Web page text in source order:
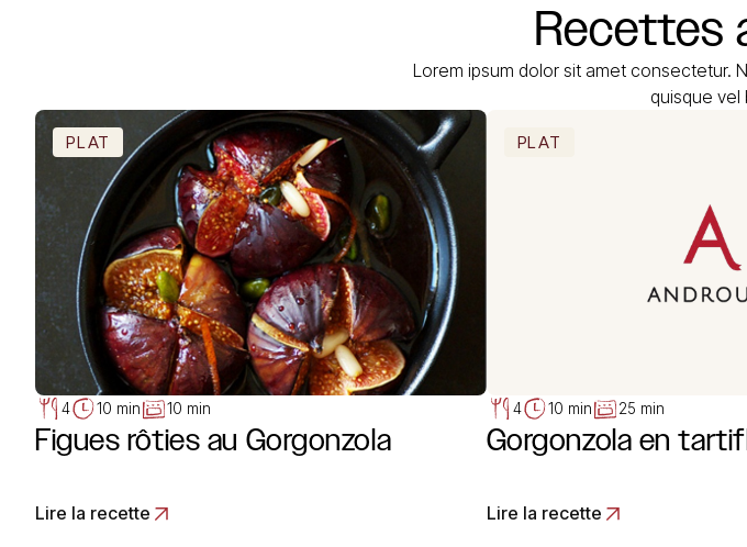
Recettes
Lorem ipsum dolor sit amet consectetur.
quisque vel
PLAT
4 10 min 10 min
Figues rôties au Gorgonzola
Lire la recette
PLAT
4 10 min 25 min
Gorgonzola en
Lire la recette